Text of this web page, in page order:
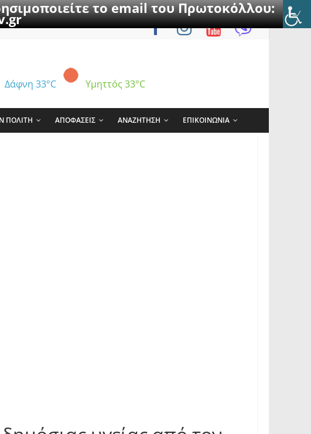
το email του Πρωτοκόλλου:
Δάφνη 33°C Υμηττός 33°C
ΠΟΛΙΤΗ ΑΠΟΦΑΣΕΙΣ ΑΝΑΖΗΤΗΣΗ ΕΠΙΚΟΙΝΩΝΙΑ